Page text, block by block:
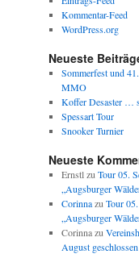
Kommentar-Feed
WordPress.org
Neueste
Sommerfest und
MMO
Koffer Desaster …
Spessart Tour
Snooker Turnier
Neueste
Ernstlzu Tour 05.
„Augsburger
Corinnazu Tour
„Augsburger
Corinnazu
August geschlossen